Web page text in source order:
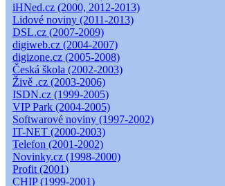
iHNed.cz (2000, 2012-2013)
Lidové noviny (2011-2013)
DSL.cz (2007-2009)
digiweb.cz (2004-2007)
digizone.cz (2005-2008)
Česká škola (2002-2003)
Živě .cz (2003-2006)
ISDN.cz (1999-2005)
VIP Park (2004-2005)
Softwarové noviny (1997-2002)
IT-NET (2000-2003)
Telefon (2001-2002)
Novinky.cz (1998-2000)
Profit (2001)
CHIP (1999-2001)